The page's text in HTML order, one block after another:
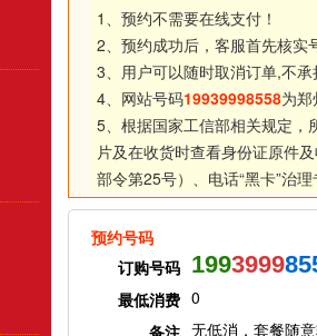
1、预约不需要在线支付！
2、预约成功后，客服首先核实
3、用户可以随时取消订单,不承
4、网站号码19939998558为
5、根据国家工信部相关规定，
片及在收货时查看身份证原件
部令第25号）、 电话“黑卡”治
预约号码
订购号码 1993999
最低消费 0
备注 无低消，套餐随